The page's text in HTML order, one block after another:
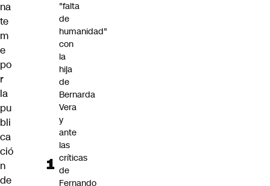
na
te
m
e
po
r
la
pu
bli
ca
ció
n
de
"falta
de
humanidad"
con
la
hija
de
Bernarda
Vera
y
ante
las
críticas
de
Fernando